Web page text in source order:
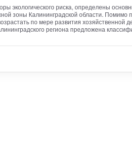
экологического риска, определены
зоны Калининградской области. Помимо
по мере развития
региона предложена